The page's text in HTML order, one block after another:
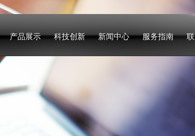
产品展示 科技创新 新闻中心 服务指南